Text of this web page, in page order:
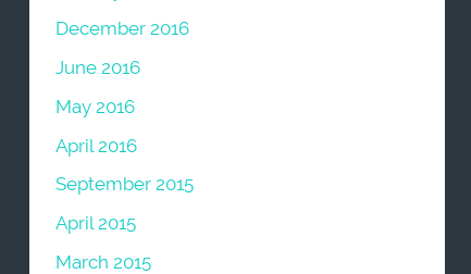
December 2016
June 2016
May 2016
April 2016
September 2015
April 2015
March 2015